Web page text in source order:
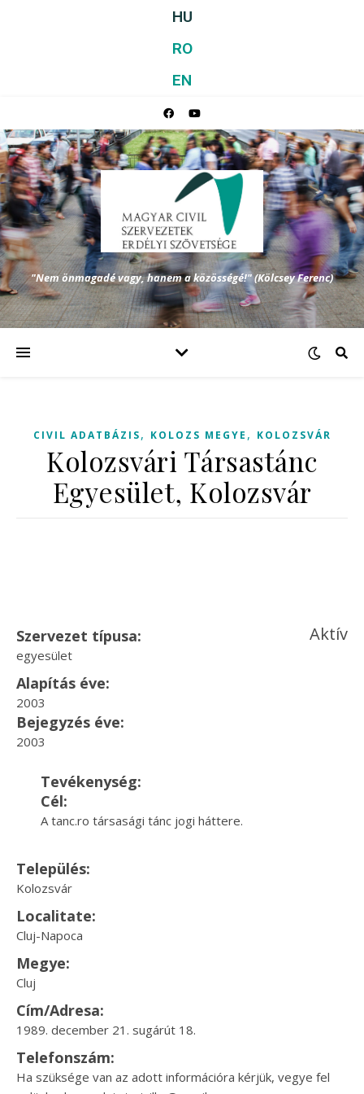
HU
RO
EN
"Nem önmagadé vagy, hanem a közösségé!" (Kölcsey Ferenc)
CIVIL ADATBÁZIS, KOLOZS MEGYE , KOLOZSVÁR
Kolozsvári Társastánc
Egyesület, Kolozsvár
Szervezet típusa:
egyesület
Aktív
Alapítás éve:
2003
Bejegyzés éve:
2003
Tevékenység:
Cél:
A tanc.ro társasági tánc jogi háttere.
Település:
Kolozsvár
Localitate:
Cluj-Napoca
Megye:
Cluj
Cím/Adresa:
1989. december 21. sugárút 18.
Telefonszám:
Ha szüksége van az adott információra kérjük, vegye fel